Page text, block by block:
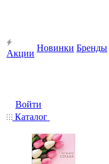
Акции
Новинки Бренды
Войти
Каталог